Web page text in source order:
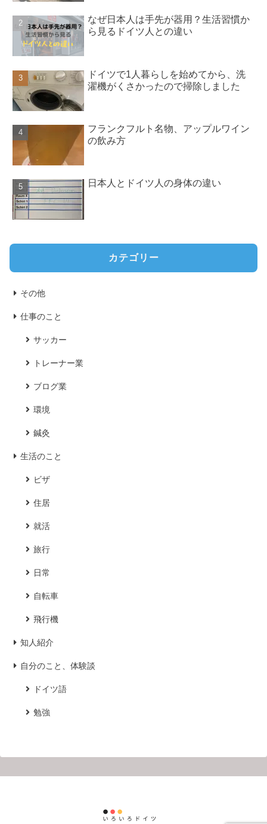
なぜ日本人は手先が器用？生活習慣か
ら見るドイツ人との違い
ドイツで1人暮らしを始めてから、洗
濯機がくさかったので掃除しました
フランクフルト名物、アップルワイン
の飲み方
日本人とドイツ人の身体の違い
カテゴリー
その他
仕事のこと
サッカー
トレーナー業
ブログ業
環境
鍼灸
生活のこと
ビザ
住居
就活
旅行
日常
自転車
飛行機
知人紹介
自分のこと、体験談
ドイツ語
勉強